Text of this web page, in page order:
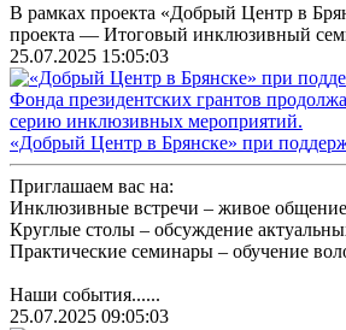
В рамках проекта «Добрый Центр в
проекта — Итоговый инклюзивный
25.07.2025 15:05:03
«Добрый Центр в Брянске» при
Приглашаем вас на:
Инклюзивные встречи – живое
Круглые столы – обсуждение
Практические семинары – обучение
Наши события......
25.07.2025 09:05:03